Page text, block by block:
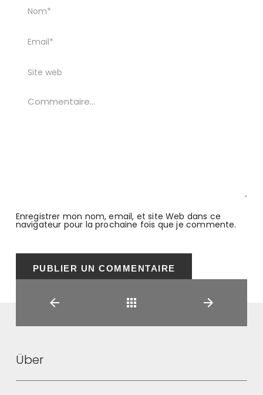
Enregistrer mon nom, email, et site Web dans ce
navigateur pour la prochaine fois que je commente.
Über